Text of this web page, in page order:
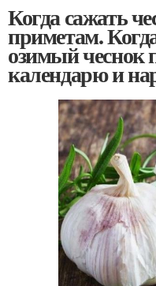
Когда сажать
приметам.
озимый чеснок
календарю и